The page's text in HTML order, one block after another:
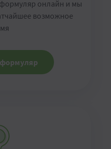
онлайн и мы
возможное